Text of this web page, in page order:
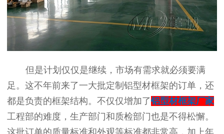
但是计划仅仅是继续，市场有需求就必须要满
足。这不年前来了一大批定制铝型材框架的订单，还
都是负责的框架结构。不仅仅增加了铝型材框架厂家
工程部的难度，生产部门和质检部门也是不得松懈。